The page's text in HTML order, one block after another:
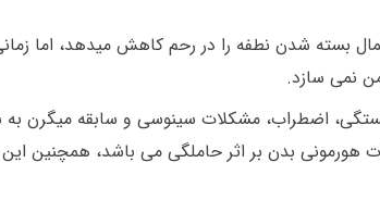
بسته شدن نطفه را در رحم کاهش میدهد، اما
نمی سازد.
اضطراب، مشکلات سینوسی و سابقه میگرن به
سردردهایشان در این ۹ ماه افزایش ترشحات هورمونی بدن بر اثر